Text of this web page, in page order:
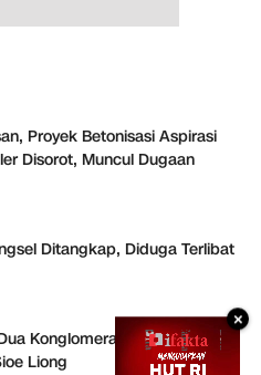
Proyek Betonisasi Aspirasi
Disorot, Muncul Dugaan
Ditangkap, Diduga Terlibat
Konglomerat Indonesia Ong
Liong
×